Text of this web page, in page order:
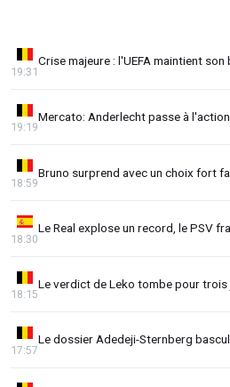
Crise majeure : l'UEFA maintient
19:31
Mercato: Anderlecht passe à
19:19
Bruno surprend avec un choix fort
18:59
Le Real explose un record, le PSV
18:30
Le verdict de Leko tombe pour trois
18:15
Le dossier Adedeji-Sternberg
17:57